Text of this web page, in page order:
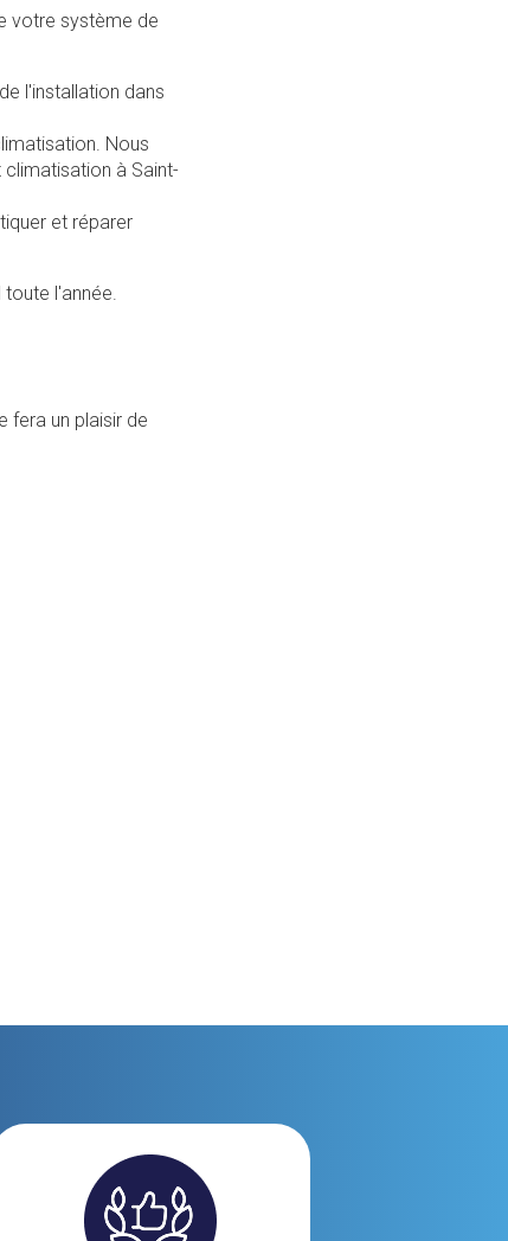
votre système de
l'installation dans
Nous
à Saint-
et réparer
l'année.
fera un plaisir de